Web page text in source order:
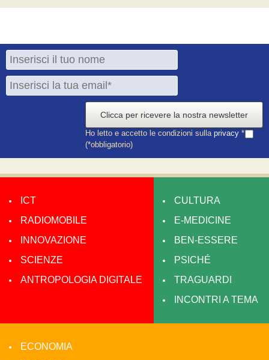
Clicca per ricevere la nostra newsletter
Ho letto e accetto le condizioni sulla privacy *
(*obbligatorio)
ICT
RADIOMOBILE
INNOVAZIONE
SCIENZE
ANTROPOLOGIA DIGITALE
CULTURA
E-MEDICINE
BEN-ESSERE
PSICHÉ
TRAGUARDI
INCONTRI A TEMA
ECONOMIA